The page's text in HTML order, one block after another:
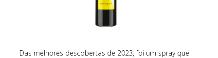
Das melhores descobertas de 2023, foi um spray que